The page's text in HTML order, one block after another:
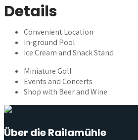
Details
Convenient Location
In-ground Pool
Ice Cream and Snack Stand
Miniature Golf
Events and Concerts
Shop with Beer and Wine
Über die Railamühle